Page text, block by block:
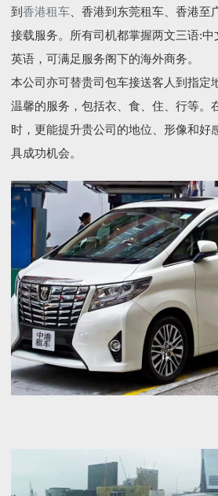
到 香港租车、香港到东莞租车、香港至
接载服务。所有司机都掌握两文三语:中
英语，可满足服务阁下的海外商务。
本公司亦可替贵司包车接送客人到指定
温馨的服务，包括衣、食、住、行等。
时，更能提升贵公司的地位、形像和好
具成功机会。